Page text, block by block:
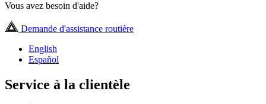
Vous avez besoin d'aide?
Demande d'assistance routière
English
Español
Service à la clientèle